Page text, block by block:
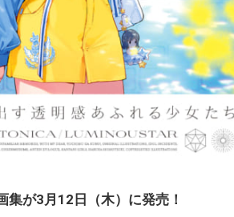
集が3月12日（木）に発売！